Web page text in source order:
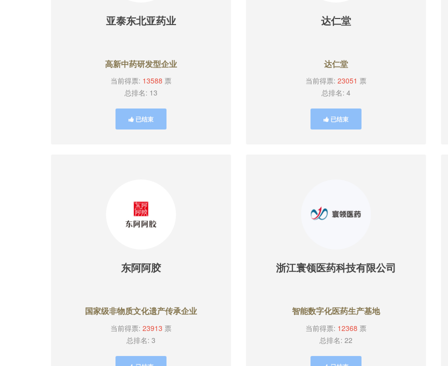
亚泰东北亚药业
高新中药研发型企业
当前得票: 13588 票
总排名: 13
已结束
达仁堂
达仁堂
当前得票: 23051 票
总排名: 4
已结束
东阿阿胶
国家级非物质文化遗产传承企业
当前得票: 23913 票
总排名: 3
浙江寰领医药科技有限公司
智能数字化医药生产基地
当前得票: 12368 票
总排名: 22